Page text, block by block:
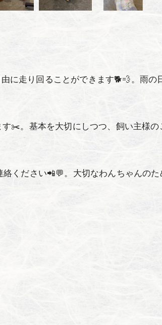
に走り回ることができます🐕💨。雨
✂️。基本を大切にしつつ、飼い主様
ください📲💬。大切なわんちゃんの